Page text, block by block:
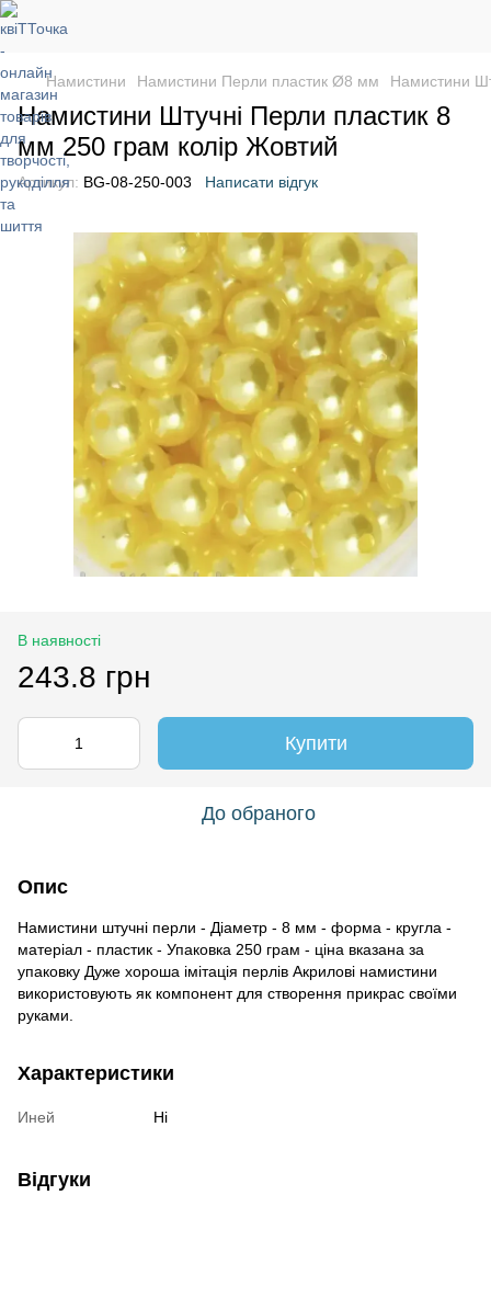
Намистини Намистини Перли пластик Ø8 мм Намистини
Намистини Штучні Перли пластик 8
мм 250 грам колір Жовтий
Артикул: BG-08-250-003 Написати відгук
В наявності
243.8 грн
Купити
До обраного
Опис
Намистини штучні перли - Діаметр - 8 мм - форма - кругла -
матеріал - пластик - Упаковка 250 грам - ціна вказана за
упаковку Дуже хороша імітація перлів Акрилові намистини
використовують як компонент для створення прикрас своїми
руками.
Характеристики
Иней Ні
Відгуки